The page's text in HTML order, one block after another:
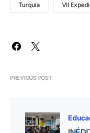
Turquía VII
PREVIOUS POST